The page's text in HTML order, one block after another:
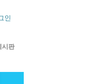
인
시판